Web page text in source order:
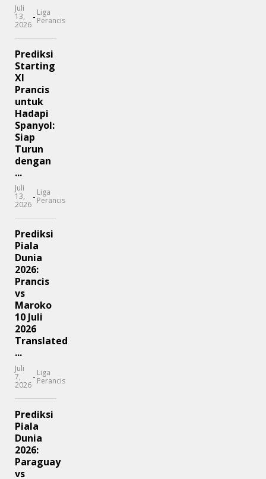
Juli
13,
2026
- Liga
Perancis
Prediksi
Starting
XI
Prancis
untuk
Hadapi
Spanyol:
Siap
Turun
dengan
...
Juli
13,
2026
- Liga
Perancis
Prediksi
Piala
Dunia
2026:
Prancis
vs
Maroko
10 Juli
2026
Translated
...
Juli
7,
2026
- Liga
Perancis
Prediksi
Piala
Dunia
2026:
Paraguay
vs